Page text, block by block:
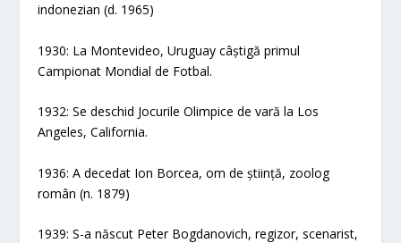
indonezian (d. 1965)
1930: La Montevideo, Uruguay câștigă primul
Campionat Mondial de Fotbal.
1932: Se deschid Jocurile Olimpice de vară la Los
Angeles, California.
1936: A decedat Ion Borcea, om de știință, zoolog
român (n. 1879)
1939: S-a născut Peter Bogdanovich, regizor, scenarist,